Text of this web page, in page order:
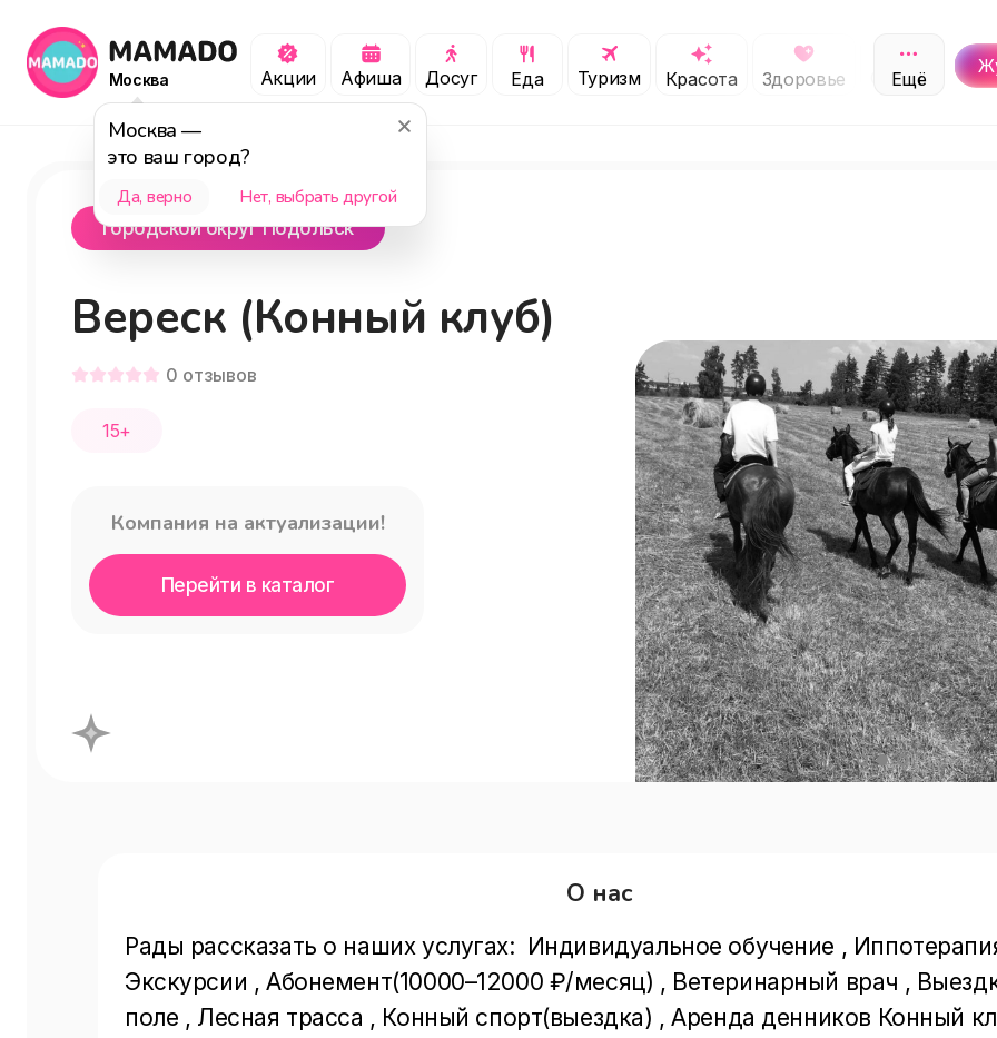
Москва
Москва —
это ваш город?
Да, верно Нет, выбрать другой
Акции Афиша Досуг Еда Туризм Красота Здоровье Обучение
Ещё
городской округ Подольск
Вереск (Конный клуб)
0 отзывов
15+
Компания на актуализации!
Перейти в каталог
О нас
Рады рассказать о наших услугах:  Индивидуальное обучение ,
Экскурсии , Абонемент(10000–12000 ₽/месяц) , Ветеринарный врач ,
поле , Лесная трасса , Конный спорт(выездка) , Аренда денников Конный